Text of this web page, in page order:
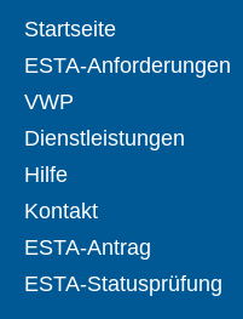
Startseite
ESTA-Anforderungen
VWP
Dienstleistungen
Hilfe
Kontakt
ESTA-Antrag
ESTA-Statusprüfung